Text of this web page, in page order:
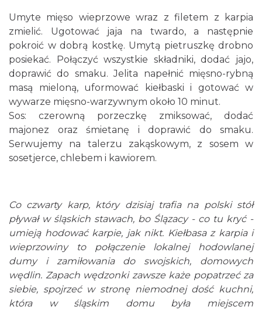
Umyte mięso wieprzowe wraz z filetem z karpia
zmielić. Ugotować jaja na twardo, a następnie
pokroić w dobrą kostkę. Umytą pietruszkę drobno
posiekać. Połączyć wszystkie składniki, dodać jajo,
doprawić do smaku. Jelita napełnić mięsno-rybną
masą mieloną, uformować kiełbaski i gotować w
wywarze mięsno-warzywnym około 10 minut.
Sos: czerowną porzeczkę zmiksować, dodać
majonez oraz śmietanę i doprawić do smaku.
Serwujemy na talerzu zakąskowym, z sosem w
sosetjerce, chlebem i kawiorem.
Co czwarty karp, który dzisiaj trafia na polski stół
pływał w śląskich stawach, bo Ślązacy - co tu kryć -
umieją hodować karpie, jak nikt. Kiełbasa z karpia i
wieprzowiny to połączenie lokalnej hodowlanej
dumy i zamiłowania do swojskich, domowych
wędlin. Zapach wędzonki zawsze każe popatrzeć za
siebie, spojrzeć w stronę niemodnej dość kuchni,
która w śląskim domu była miejscem